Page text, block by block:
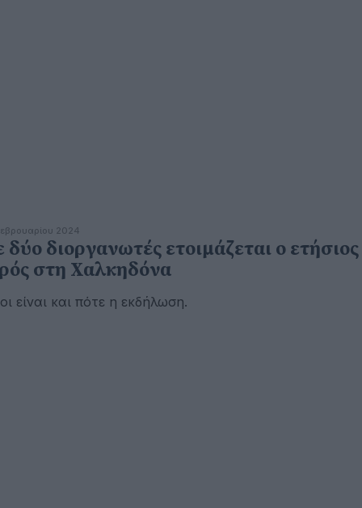
2024
διοργανωτές ετοιμάζεται ο ετήσιος
στη Χαλκηδόνα
είναι και πότε η εκδήλωση.